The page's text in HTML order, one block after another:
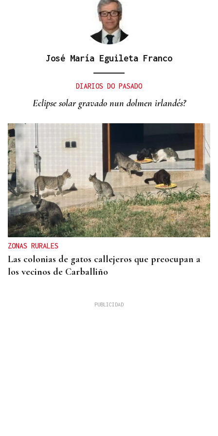
José María Eguileta Franco
DIARIOS DO PASADO
Eclipse solar gravado nun dolmen irlandés?
ZONAS RURALES
Las colonias de gatos callejeros que preocupan a
los vecinos de Carballiño